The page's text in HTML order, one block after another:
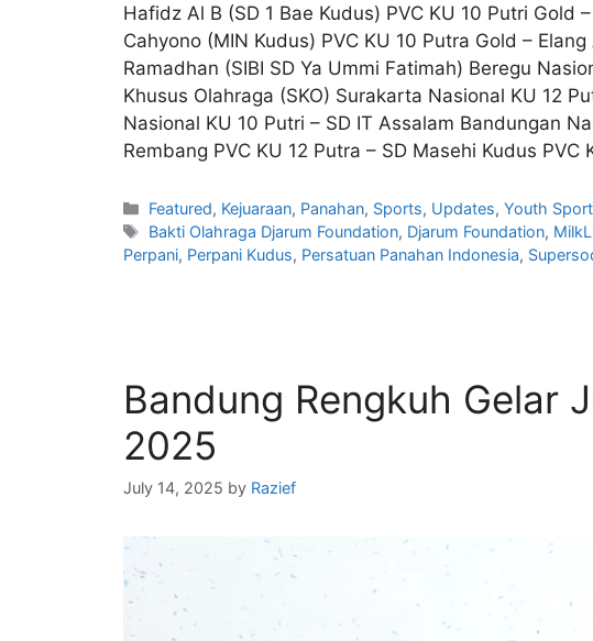
Hafidz Al B (SD 1 Bae Kudus) PVC KU 10 Putri Gold
Cahyono (MIN Kudus) PVC KU 10 Putra Gold –
Ramadhan (SIBI SD Ya Ummi Fatimah) Beregu
Khusus Olahraga (SKO) Surakarta Nasional KU 12
Nasional KU 10 Putri – SD IT Assalam Bandungan
Rembang PVC KU 12 Putra – SD Masehi Kudus
Featured, Kejuaraan, Panahan, Sports, Updates,Youth
Bakti Olahraga Djarum Foundation, Djarum Foundation,
Perpani, Perpani Kudus, Persatuan Panahan Indonesia,
Bandung Rengkuh Gelar
2025
July 14, 2025 by Razief